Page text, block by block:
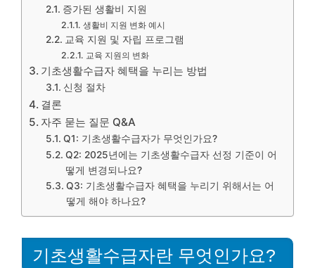
증가된 생활비 지원
생활비 지원 변화 예시
교육 지원 및 자립 프로그램
교육 지원의 변화
기초생활수급자 혜택을 누리는 방법
신청 절차
결론
자주 묻는 질문 Q&A
Q1: 기초생활수급자가 무엇인가요?
Q2: 2025년에는 기초생활수급자 선정 기준이 어
떻게 변경되나요?
Q3: 기초생활수급자 혜택을 누리기 위해서는 어
떻게 해야 하나요?
기초생활수급자란 무엇인가요?